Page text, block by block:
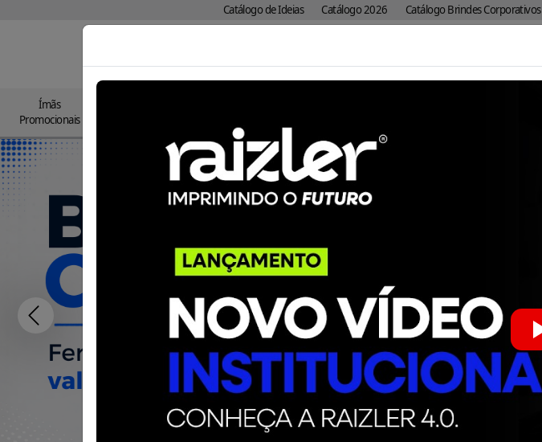
Catálogo de Ideias Catálogo 2026 Catálogo Brindes Corporativos
Ímãs
Promocionais